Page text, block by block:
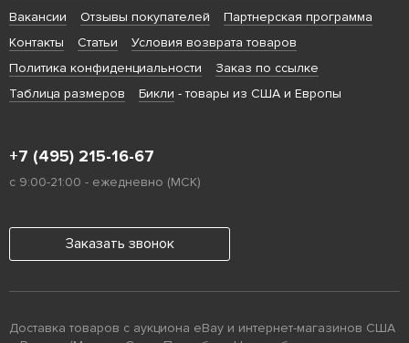
Вакансии
Отзывы покупателей
Партнерская программа
Контакты
Статьи
Условия возврата товаров
Политика конфиденциальности
Заказ по ссылке
Таблица размеров
Бикли - товары из США и Европы
+7 (495) 215-16-67
с 9:00-21:00 - ежедневно (МСК)
Заказать звонок
Доставка товаров с аукциона eBay и интернет-магазинов США